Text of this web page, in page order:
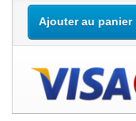
Ajouter au panier